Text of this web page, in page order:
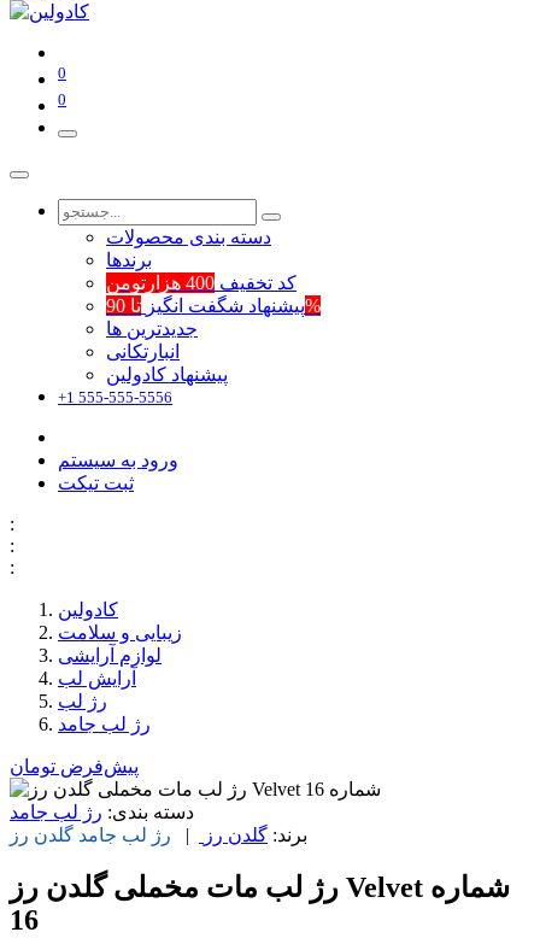
0
0
دسته بندی محصولات
برند‌ها
کد تخفیف 400 هزارتومن
پیشنهاد شگفت انگیزتا 90%
جدیدترین ها
انبارتکانی
پیشنهاد کادولین
+1 555-555-5556
ورود به سیستم
ثبت تیکت
:
:
:
کادولین
زیبایی و سلامت
لوازم آرایشی
آرایش لب
رژ لب
رژ لب جامد
پیش‌فرض تومان
دسته بندی: رژ لب جامد
برند: گلدن رز | رژ لب جامد گلدن رز
رژ لب مات مخملی گلدن رز Velvet شماره
16